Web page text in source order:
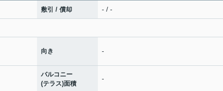
敷引 / 償却 - / -
向き -
バルコニー
(テラス)面積
-